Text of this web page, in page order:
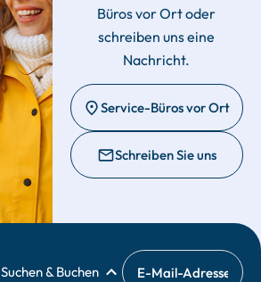
Büros vor Ort oder
schreiben uns eine
Nachricht.
Service-Büros vor Ort
Schreiben Sie uns
Suchen & Buchen